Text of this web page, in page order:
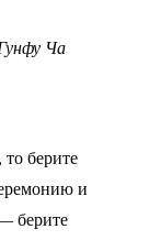
Ча
берите
и
берите